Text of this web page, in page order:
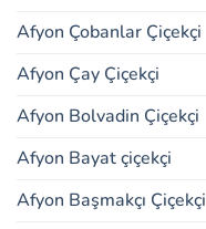
Afyon Çobanlar Çiçekçi
Afyon Çay Çiçekçi
Afyon Bolvadin Çiçekçi
Afyon Bayat çiçekçi
Afyon Başmakçı Çiçekçi